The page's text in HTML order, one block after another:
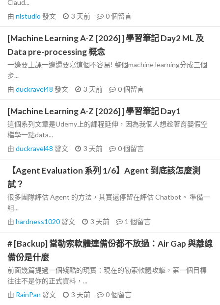
Claud...
由 nlstudio 發文 3 天前 0個留言
[Machine Learning A-Z [2026] ] 學習筆記 Day2 ML 及
Data pre-processing 概念
一邊要上課一邊還要寫這個不容易! 整個machine learning分成三個
步...
由 duckravel48 發文 3 天前 0個留言
[Machine Learning A-Z [2026] ] 學習筆記 Day1
這個系列文章是Udemy上的課程延伸，因為我個人想趁著育嬰假空
檔學一點data...
由 duckravel48 發文 3 天前 0個留言
【Agent Evaluation 系列 1/6】Agent 到底該怎麼測
試？
很多團隊評估 Agent 的方法，其實還停留在評估 Chatbot。 準備一
組...
由 hardness1020發文 3 天前 1 個留言
# [Backup] 當勒索軟體連備份都不放過：Air Gap 與離線
備份是什麼
前面幾篇提過一個殘酷的現實：現在的勒索軟體攻擊，第一個目標
往往不是你的正式資料，...
由 RainPan 發文 3 天前 0個留言